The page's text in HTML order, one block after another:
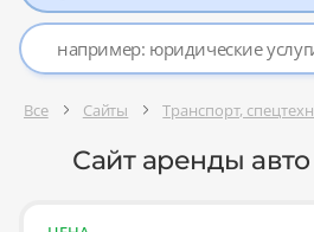
Все Сайты Транспорт,
Сайт аренды